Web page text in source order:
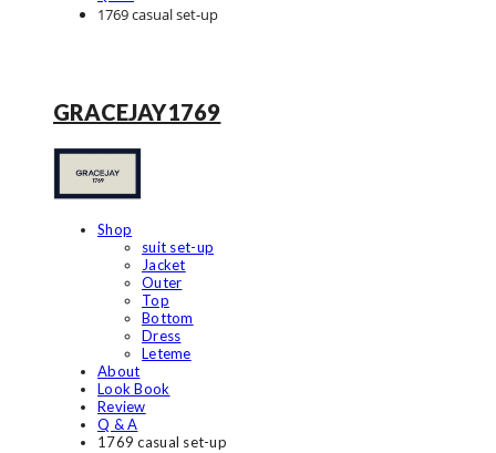
1769 casual set-up
GRACEJAY1769
Shop
suit set-up
Jacket
Outer
Top
Bottom
Dress
Leteme
About
Look Book
Review
Q & A
1769 casual set-up